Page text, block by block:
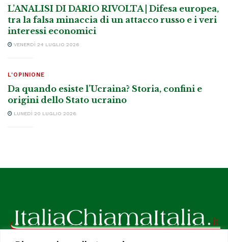
L’ANALISI DI DARIO RIVOLTA | Difesa europea,
tra la falsa minaccia di un attacco russo e i veri
interessi economici
VENERDÌ 24 LUGLIO 2026
L'OPINIONE
Da quando esiste l’Ucraina? Storia, confini e
origini dello Stato ucraino
LUNEDÌ 20 LUGLIO 2026